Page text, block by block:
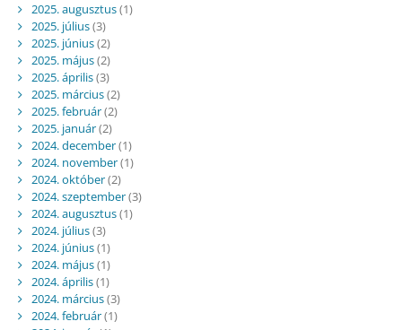
2025. augusztus(1)
2025. július(3)
2025. június(2)
2025. május(2)
2025. április(3)
2025. március(2)
2025. február(2)
2025. január(2)
2024. december(1)
2024. november(1)
2024. október(2)
2024. szeptember(3)
2024. augusztus(1)
2024. július(3)
2024. június(1)
2024. május(1)
2024. április(1)
2024. március(3)
2024. február(1)